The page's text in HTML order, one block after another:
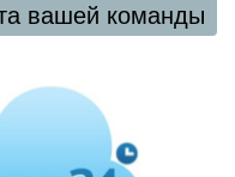
вашей команды